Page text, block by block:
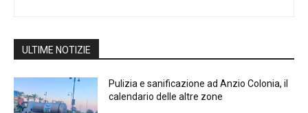
ULTIME NOTIZIE
Pulizia e sanificazione ad Anzio Colonia, il
calendario delle altre zone